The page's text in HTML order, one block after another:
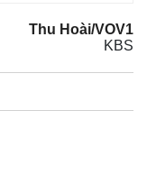
Thu Hoài/VOV1
KBS